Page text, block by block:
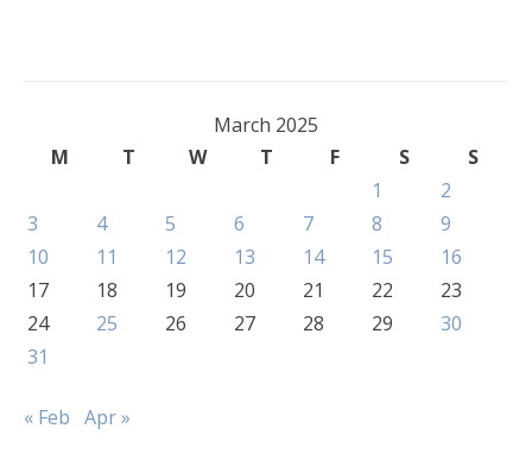
March 2025
M
T W T F S
S
1
2
3
4 5 6 7 8
9
10
11 12 13 14 15
16
17
18 19 20 21 22
23
24
25 26 27 28 29
30
31
« Feb Apr »